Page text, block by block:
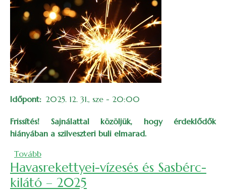
Időpont 2025. 12. 31., sze - 20:00
Frissítés! Sajnálattal közöljük, hogy érdeklődők
hiányában a szilveszteri buli elmarad.
Tovább(Búcsúztassuk együtt az óévet!)
Havasrekettyei-vízesés és Sasbérc-
kilátó – 2025